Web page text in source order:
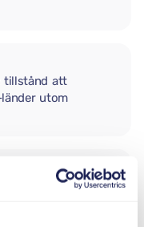
tillstånd att
utom